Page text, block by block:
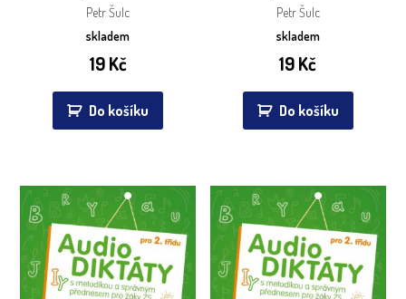
Petr Šulc
skladem
19Kč
Do košíku
Petr Šulc
skladem
19Kč
Do košíku